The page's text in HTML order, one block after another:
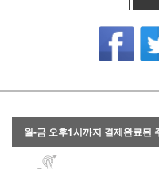
월-금 오후1시까지 결제완료된